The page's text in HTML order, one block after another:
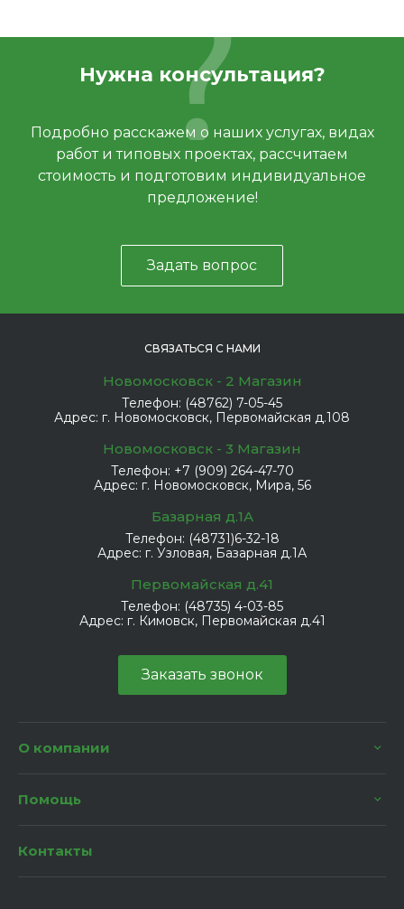
Нужна консультация?
Подробно расскажем о наших услугах, видах
работ и типовых проектах, рассчитаем
стоимость и подготовим индивидуальное
предложение!
Задать вопрос
СВЯЗАТЬСЯ С НАМИ
Новомосковск - 2 Магазин
Телефон: (48762) 7-05-45
Адрес: г. Новомосковск, Первомайская д.108
Новомосковск - 3 Магазин
Телефон: +7 (909) 264-47-70
Адрес: г. Новомосковск, Мира, 56
Базарная д.1А
Телефон: (48731)6-32-18
Адрес: г. Узловая, Базарная д.1А
Первомайская д.41
Телефон: (48735) 4-03-85
Адрес: г. Кимовск, Первомайская д.41
Заказать звонок
О компании
Помощь
Контакты